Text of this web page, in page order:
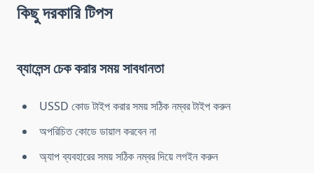
কিছু দরকারি টিপস
ব্যালেন্স চেক করার সময় সাবধানতা
USSD কোড টাইপ করার সময় সঠিক নম্বর টাইপ করুন
অপরিচিত কোডে ডায়াল করবেন না
অ্যাপ ব্যবহারের সময় সঠিক নম্বর দিয়ে লগইন করুন